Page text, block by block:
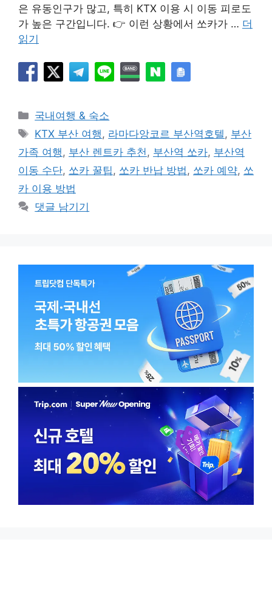
은 유동인구가 많고, 특히 KTX 이용 시 이동 피로도
가 높은 구간입니다. 👉 이런 상황에서 쏘카가 … 더
읽기
카
테
리
국내여행 & 숙소
태
그
KTX 부산 여행, 라마다앙코르 부산역호텔, 부산
가족 여행, 부산 렌트카 추천, 부산역 쏘카, 부산역
이동 수단, 쏘카 꿀팁, 쏘카 반납 방법, 쏘카 예약, 쏘
카 이용 방법
댓글 남기기